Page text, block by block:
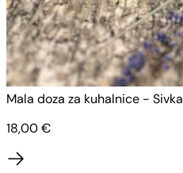
Mala doza za kuhalnice - Sivka
18,00€